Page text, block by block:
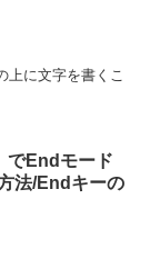
上に文字を書くこ
でEndモード
法/Endキーの